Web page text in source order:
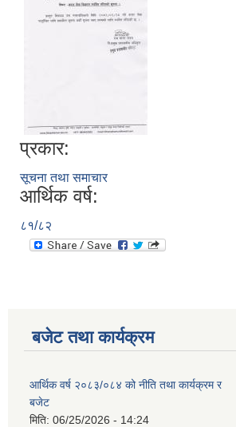
प्रकार:
सूचना तथा समाचार
आर्थिक वर्ष:
८१/८२
बजेट तथा कार्यक्रम
आर्थिक वर्ष २०८३/०८४ को नीति तथा कार्यक्रम र
बजेट
मिति: 06/25/2026 - 14:24